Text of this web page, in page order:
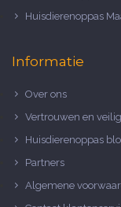
Huisdierenoppas
Informatie
Over ons
Vertrouwen en
Huisdierenoppas
Partners
Algemene